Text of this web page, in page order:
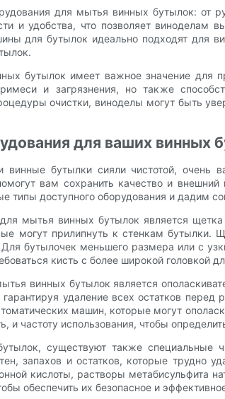
для мытья винных бутылок: от
и удобства, что позволяет виноделам
для бутылок идеально подходят для
бутылок имеет важное значение для
и загрязнения, но также
очистки, виноделы могут быть
для ваших винных
винные бутылки сияли чистотой,
вам сохранить качество и
типы доступного оборудования и дадим
мытья винных бутылок является
могут прилипнуть к стенкам
бутылочек меньшего размера или с
кисть с более широкой головкой
винных бутылок является
удаление всех остатков
машин, которые могут
частоту использования, чтобы
существуют также специальные
запахов и остатков, которые
кислоты, растворы метабисульфита
обеспечить их безопасное и